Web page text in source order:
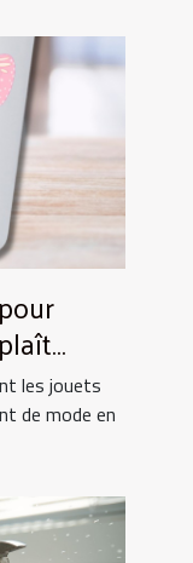
les jouets
de mode en